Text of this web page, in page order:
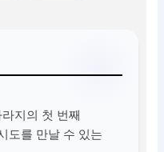
지의 첫 번째
도를 만날 수 있는